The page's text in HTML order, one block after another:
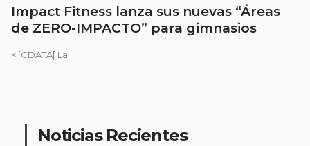
Impact Fitness lanza sus nuevas “Áreas
de ZERO-IMPACTO” para gimnasios
<![CDATA[ La...
Noticias Recientes